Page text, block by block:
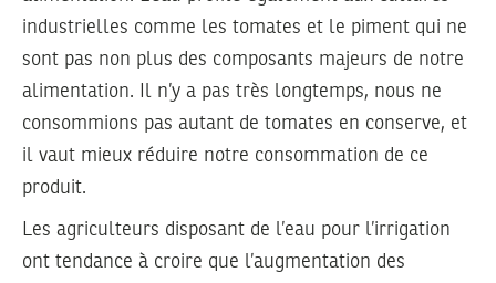
industrielles comme les tomates et le piment qui ne
sont pas non plus des composants majeurs de notre
alimentation. Il n’y a pas très longtemps, nous ne
consommions pas autant de tomates en conserve, et
il vaut mieux réduire notre consommation de ce
produit.
Les agriculteurs disposant de l’eau pour l’irrigation
ont tendance à croire que l’augmentation des